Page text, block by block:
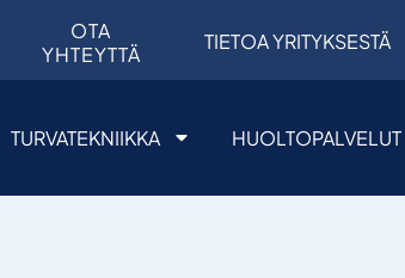
OTA
YHTEYTTÄ
TIETOA YRITYKSESTÄ
TURVATEKNIIKKA HUOLTOPALVELUT